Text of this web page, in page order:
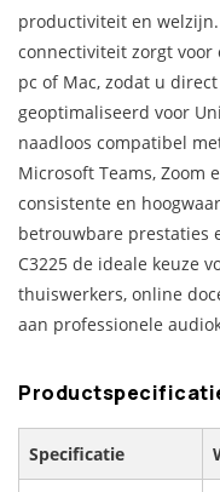
productiviteit en
connectiviteit zorgt
pc of Mac, zodat u
geoptimaliseerd voor
naadloos compatibel
Microsoft Teams, Zoom
consistente en
betrouwbare prestaties
C3225 de ideale keuze
thuiswerkers, online
aan professionele
Specificatie